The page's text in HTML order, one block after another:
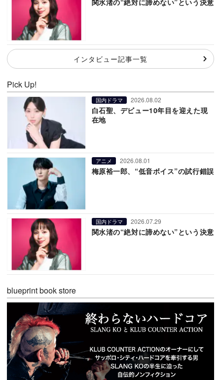
インタビュー記事一覧
Pick Up!
国内ドラマ 2026.08.02
白石聖、デビュー10年目を迎えた現
在地
アニメ 2026.08.01
梅原裕一郎、“低音ボイス”の試行錯誤
国内ドラマ 2026.07.29
関水渚の“絶対に諦めない”という決意
blueprint book store